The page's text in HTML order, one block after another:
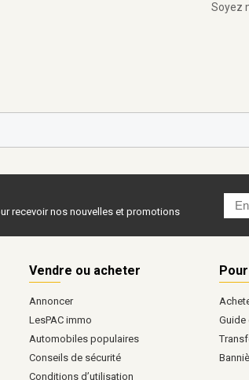
Soyez
recevoir nos nouvelles et promotions
Vendre ou acheter
Annoncer
LesPAC immo
Automobiles populaires
Conseils de sécurité
Conditions d’utilisation
Guide